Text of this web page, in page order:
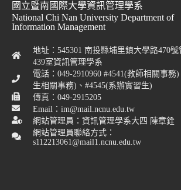
國立暨南國際大學資訊管理學系
National Chi Nan University Department of
Information Management
地址：545301 南投縣埔里鎮大學路470
439室資訊管理學系
電話：049-2910960 #4541(教師相關事務
生相關事務)、#4545(系辦實習生)
傳真：049-2915205
Email：im@mail.ncnu.edu.tw
網站管理員：資訊管理學系大四 陳章銓
網站管理員聯絡方式：
s112213061@mail1.ncnu.edu.tw